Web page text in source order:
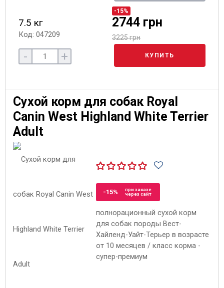
7.5 кг
Код: 047209
-15%
2744 грн
3225 грн
- + КУПИТЬ
Сухой корм для собак Royal
Canin West Highland White Terrier
Adult
-15%
при заказе
через сайт
полнорационный сухой корм
для собак породы Вест-
Хайленд-Уайт-Терьер в возрасте
от 10 месяцев / класс корма -
супер-премиум